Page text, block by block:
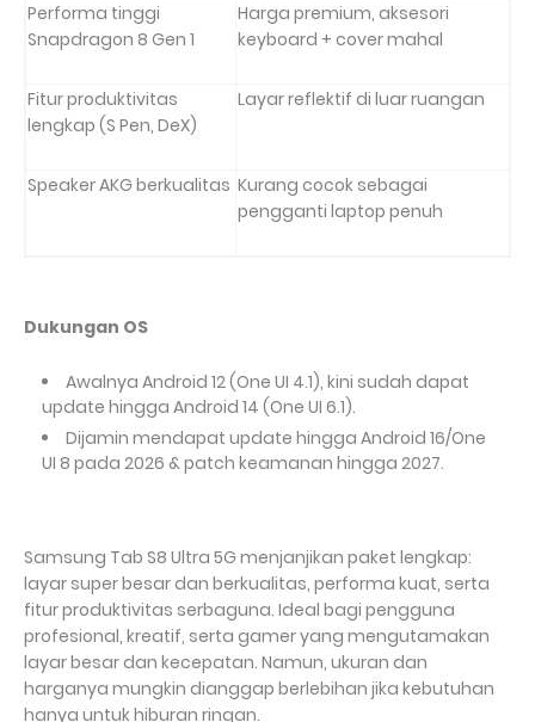
Performa tinggi
Snapdragon 8 Gen 1
Harga premium, aksesori
keyboard + cover mahal
Fitur produktivitas
lengkap (S Pen, DeX)
Layar reflektif di luar ruangan
Speaker AKG berkualitas Kurang cocok sebagai
pengganti laptop penuh
Dukungan OS
Awalnya Android 12 (One UI 4.1), kini sudah dapat
update hingga Android 14 (One UI 6.1).
Dijamin mendapat update hingga Android 16/One
UI 8 pada 2026 & patch keamanan hingga 2027.
Samsung Tab S8 Ultra 5G menjanjikan paket lengkap:
layar super besar dan berkualitas, performa kuat, serta
fitur produktivitas serbaguna. Ideal bagi pengguna
profesional, kreatif, serta gamer yang mengutamakan
layar besar dan kecepatan. Namun, ukuran dan
harganya mungkin dianggap berlebihan jika kebutuhan
hanya untuk hiburan ringan.